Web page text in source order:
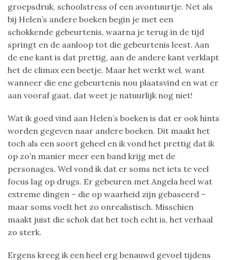
groepsdruk, schoolstress of een avontuurtje. Net als
bij Helen’s andere boeken begin je met een
schokkende gebeurtenis, waarna je terug in de tijd
springt en de aanloop tot die gebeurtenis leest. Aan
de ene kant is dat prettig, aan de andere kant verklapt
het de climax een beetje. Maar het werkt wel, want
wanneer die ene gebeurtenis nou plaatsvind en wat er
aan vooraf gaat, dat weet je natuurlijk nog niet!
Wat ik goed vind aan Helen’s boeken is dat er ook hints
worden gegeven naar andere boeken. Dit maakt het
toch als een soort geheel en ik vond het prettig dat ik
op zo’n manier meer een band krijg met de
personages. Wel vond ik dat er soms net iets te veel
focus lag op drugs. Er gebeuren met Angela heel wat
extreme dingen – die op waarheid zijn gebaseerd –
maar soms voelt het zo onrealistisch. Misschien
maakt juist die schok dat het toch echt is, het verhaal
zo sterk.
Ergens kreeg ik een heel erg benauwd gevoel tijdens